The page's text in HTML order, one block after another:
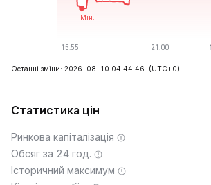
Останні зміни: 2026-08-10 04:44:46. (UTC+0)
Статистика цін
Ринкова капіталізація
Обсяг за 24 год.
Історичний максимум